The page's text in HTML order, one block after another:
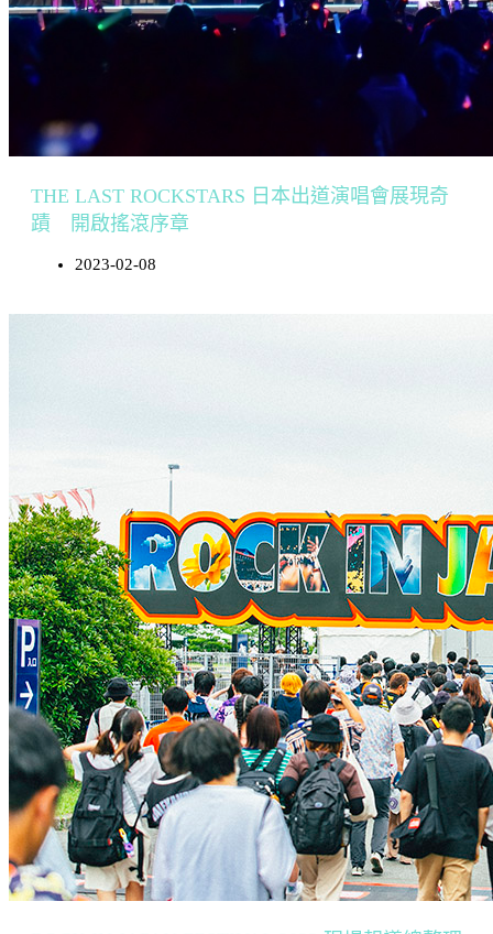
THE LAST ROCKSTARS 日本出道演唱會展現奇
蹟 開啟搖滾序章
2023-02-08